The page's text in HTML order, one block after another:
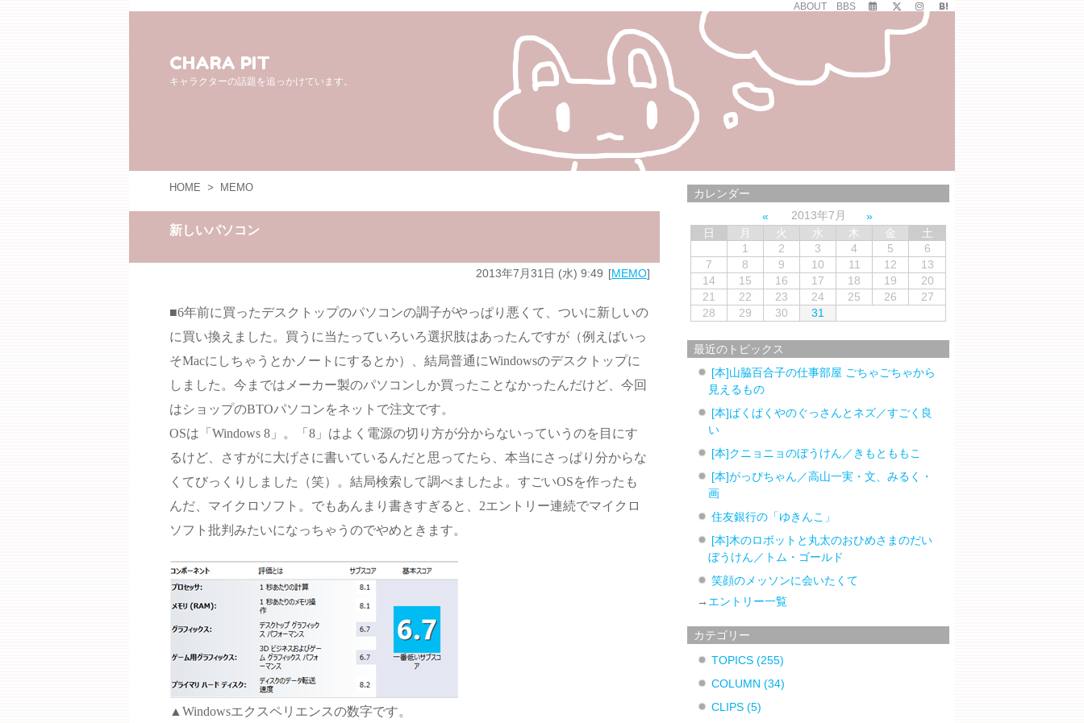
ABOUT BBS
CHARA PIT
キャラクターの話題を追っかけています。
HOME > MEMO
新しいパソコン
2013年7月31日 (水) 9:49 MEMO
■6年前に買ったデスクトップのパソコンの調子がやっぱり悪くて、ついに新しいの
に買い換えました。買うに当たっていろいろ選択肢はあったんですが（例えばいっ
そMacにしちゃうとかノートにするとか）、結局普通にWindowsのデスクトップに
しました。今まではメーカー製のパソコンしか買ったことなかったんだけど、今回
はショップのBTOパソコンをネットで注文です。
OSは「Windows 8」。「8」はよく電源の切り方が分からないっていうのを目にす
るけど、さすがに大げさに書いているんだと思ってたら、本当にさっぱり分からな
くてびっくりしました（笑）。結局検索して調べましたよ。すごいOSを作ったも
んだ、マイクロソフト。でもあんまり書きすぎると、2エントリー連続でマイクロ
ソフト批判みたいになっちゃうのでやめときます。
▲Windowsエクスペリエンスの数字です。
カレンダー
2013年7月
日
月 火 水 木 金
土
1
2 3 4 5
6
7
8 9 10 11 12
13
14
15 16 17 18 19
20
21
22 23 24 25 26
27
28
29 30 31
最近のトピックス
[本]山脇百合子の仕事部屋 ごちゃごちゃから
見えるもの
[本]ぱくぱくやのぐっさんとネズ／すごく良
い
[本]クニョニョのぼうけん／きもとももこ
[本]がっぴちゃん／高山一実・文、みるく・
画
住友銀行の「ゆきんこ」
[本]木のロボットと丸太のおひめさまのだい
ぼうけん／トム・ゴールド
笑顔のメッソンに会いたくて
→ エントリー一覧
カテゴリー
TOPICS(255)
COLUMN(34)
CLIPS(5)